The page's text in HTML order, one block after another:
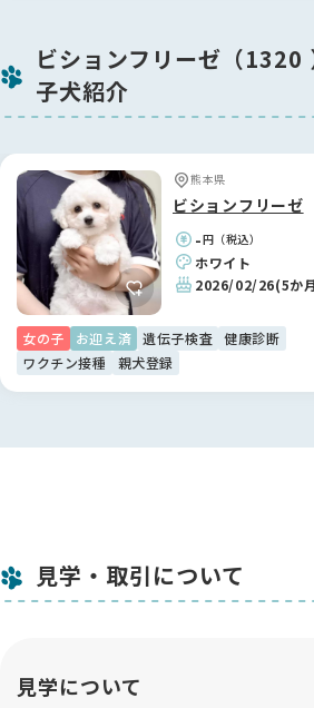
ビションフリーゼ（1320
子犬紹介
熊本県
ビションフリーゼ
-円（税込）
ホワイト
2026/02/26(5か
女の子 お迎え済 遺伝子検査
健康診断
ワクチン接種
親犬登録
見学・取引について
見学について